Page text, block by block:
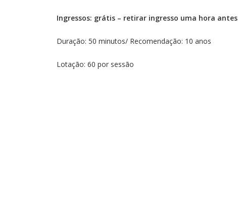
Ingressos: grátis – retirar ingresso uma hora antes
Duração: 50 minutos/ Recomendação: 10 anos
Lotação: 60 por sessão